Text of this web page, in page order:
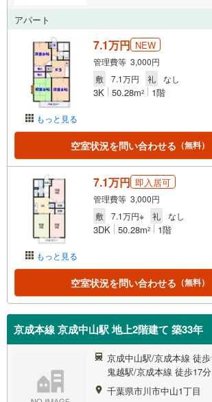
アパート
もっと見る
7.1万円 NEW
管理費等 3,000円
敷
7.1万円 礼 なし
3K 50.28m2 1階
空室状況を問い合わせる （無料）
もっと見る
7.1万円 即入居可
管理費等 3,000円
敷
7.1万円※ 礼 なし
3DK 50.28m2 1階
空室状況を問い合わせる （無料）
京成本線 京成中山駅 地上2階建て 築33年
京成中山駅/京成本線 徒
鬼越駅/京成本線 徒歩17分
千葉県市川市中山1丁目